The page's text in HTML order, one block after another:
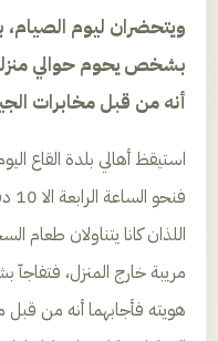
ويتحضران ليوم الصيام،
بشخص يحوم حوالي
أنه من قبل مخابرات
استيقظ أهالي بلدة القاع
اللذان كانا يتناولان طعام
مريبة خارج المنزل،
هويته فأجابهما أنه من